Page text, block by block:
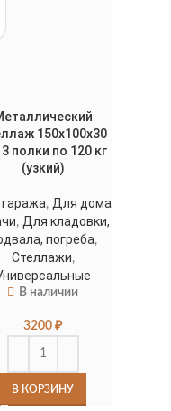
150x100x30
полки по 120 кг
(узкий)
,Для дома
, Для кладовки,
погреба,
Стеллажи,
В наличии
3200₽
В КОРЗИНУ